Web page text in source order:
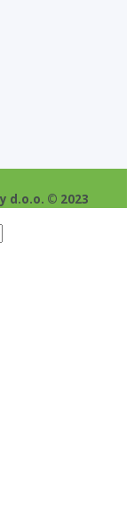
d.o.o. © 2023